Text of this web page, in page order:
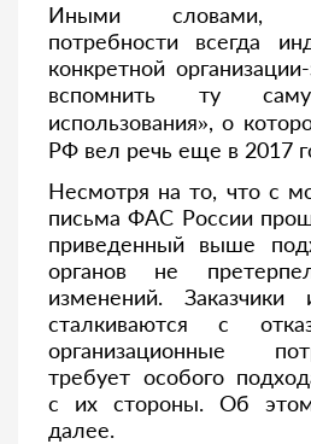
Иными словами,
потребности всегда
конкретной
вспомнить ту
использования», о
РФ вел речь еще в 2017
Несмотря на то, что с
письма ФАС России
приведенный выше
органов не
изменений.
сталкиваются с
организационные
требует особого
с их стороны. Об
далее.